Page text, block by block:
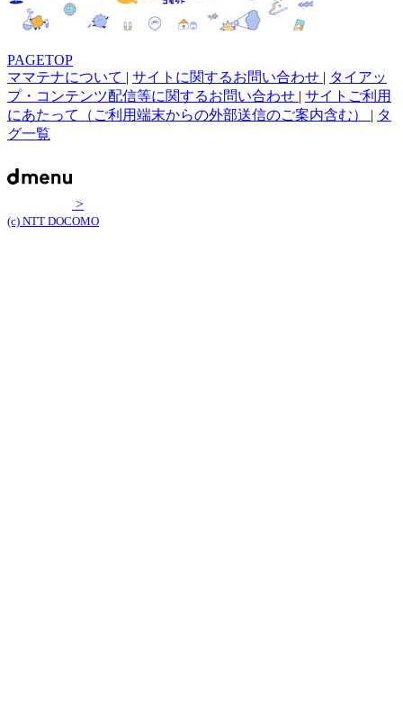
PAGETOP
ママテナについて | サイトに関するお問い合わせ | タイアッ
プ・コンテンツ配信等に関するお問い合わせ | サイトご利用
にあたって（ご利用端末からの外部送信のご案内含む） | タ
グ一覧
>
(c) NTT DOCOMO